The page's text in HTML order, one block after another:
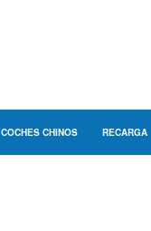
COCHES CHINOS RECARGA